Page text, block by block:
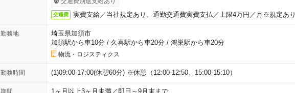
交通費 実費支給／当社規定あり。通勤交通費実費支払／上限4万円／月※規定あり
勤務地
埼玉県加須市
加須駅から車10分/ 久喜駅から車20分/ 鴻巣駅から車20分
物流・ロジスティクス
勤務時間 (1)09:00-17:00(休憩60分) ※休憩（12:00-12:50、15:00-15:10）
期間 1ヶ月以上3ヶ月未満／即日～9月末まで